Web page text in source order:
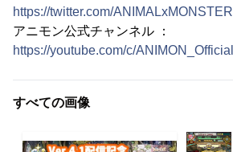
https://twitter.com/ANIMALxMONSTER
アニモン公式チャンネル ：
https://youtube.com/c/ANIMON_Official
すべての画像